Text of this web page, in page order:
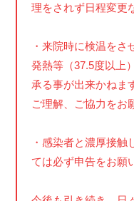
理をされず日程変更
・来院時に検温をさ
発熱等（37.5度以上
承る事が出来かねま
ご理解、ご協力をお
・感染者と濃厚接触
ては必ず申告をお願